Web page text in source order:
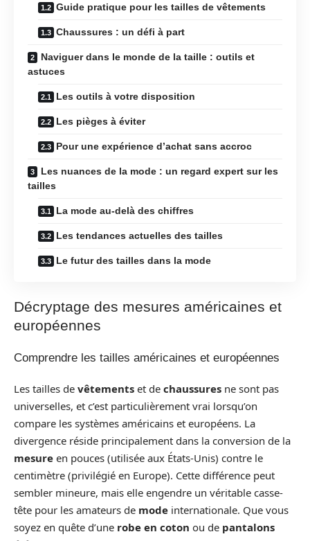
Guide pratique pour les tailles de vêtements
Chaussures : un défi à part
Naviguer dans le monde de la taille : outils et
astuces
Les outils à votre disposition
Les pièges à éviter
Pour une expérience d’achat sans accroc
Les nuances de la mode : un regard expert sur les
tailles
La mode au-delà des chiffres
Les tendances actuelles des tailles
Le futur des tailles dans la mode
Décryptage des mesures américaines et
européennes
Comprendre les tailles américaines et européennes
Les tailles de vêtements et de chaussures ne sont pas
universelles, et c’est particulièrement vrai lorsqu’on
compare les systèmes américains et européens. La
divergence réside principalement dans la conversion de la
mesure en pouces (utilisée aux États-Unis) contre le
centimètre (privilégié en Europe). Cette différence peut
sembler mineure, mais elle engendre un véritable casse-
tête pour les amateurs de mode internationale. Que vous
soyez en quête d’une robe en coton ou de pantalons